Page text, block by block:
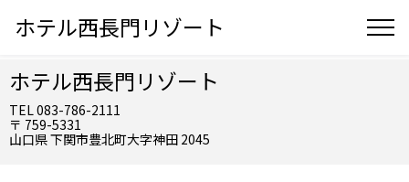
ホテル西長門リゾート
ホテル西長門リゾート
TEL 083-786-2111
〒 759-5331
山口県 下関市豊北町大字神田 2045